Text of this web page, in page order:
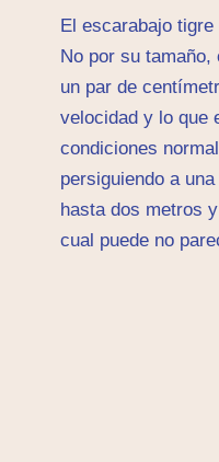
El escarabajo
No por su
un par de
velocidad y lo que
condiciones
persiguiendo a
hasta dos metros
cual puede no